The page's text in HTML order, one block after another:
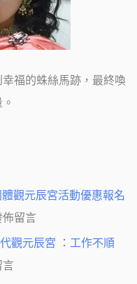
福的蛛絲馬跡，最終喚
體觀元辰宮活動優惠報名
佈留言
觀元辰宮 ：工作不順
言